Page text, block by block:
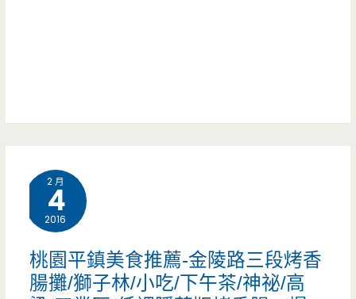
餅
皮
好
軟
Q
點/
單/
低
早
廳/
滑
梯/
球
池/
2 月
4
2016
桃園平鎮美食推薦-金陵路三段烤香
腸攤/獅子林/小吃/下午茶/神祕/高